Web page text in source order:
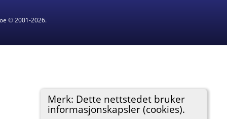
Merk: Dette nettstedet bruker
informasjonskapsler (cookies).
© 2001-2026.